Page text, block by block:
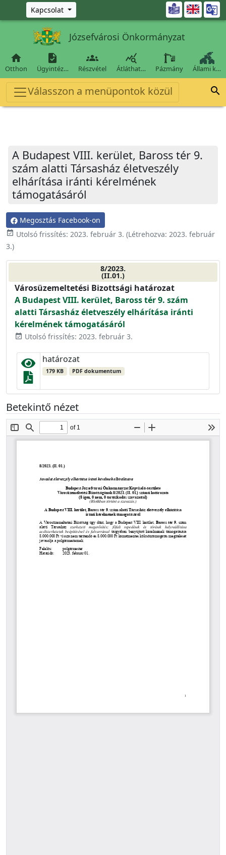
Ugrás a fő tartalomra
Kapcsolat 
Józsefvárosi Önkormányzat

Otthon

Ügyintéz…

Részvétel

Átláthat… Pázmány Állami k…
Válasszon a menüpontok közül 
A Budapest VIII. kerület, Baross tér 9.
szám alatti Társasház életveszély
elhárítása iránti kérelmének
támogatásáról
Megosztás Facebook-on
event_available Utolsó frissítés: 2023. február 3. (Létrehozva: 2023. február
3.)
8/2023.
(II.01.)
Városüzemeltetési Bizottsági határozat
A Budapest VIII. kerület, Baross tér 9. szám
alatti Társasház életveszély elhárítása iránti
kérelmének támogatásáról
event_available Utolsó frissítés: 2023. február 3.
határozat
179 KB PDF dokumentum
Betekintő nézet